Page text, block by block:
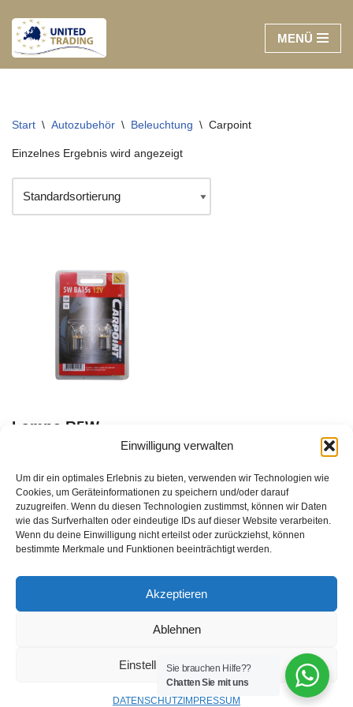
Einwilligung verwalten
Um dir ein optimales Erlebnis zu bieten, verwenden wir Technologien wie
Cookies, um Geräteinformationen zu speichern und/oder darauf
zuzugreifen. Wenn du diesen Technologien zustimmst, können wir Daten
wie das Surfverhalten oder eindeutige IDs auf dieser Website verarbeiten.
Wenn du deine Einwilligung nicht erteilst oder zurückziehst, können
bestimmte Merkmale und Funktionen beeinträchtigt werden.
Akzeptieren
Ablehnen
Einstellungen ansehen
DATENSCHUTZ IMPRESSUM
Zum
Inhalt
MENÜ
Start \ Autozubehör \ Beleuchtung \ Carpoint
Einzelnes Ergebnis wird angezeigt
Lampe R5W
Du musst Dich
hier anmelden, bevor Du
Produkte kaufen kannst EAN:
8711293042258
zzgl.
Sie brauchen Hilfe??
Chatten Sie mit uns